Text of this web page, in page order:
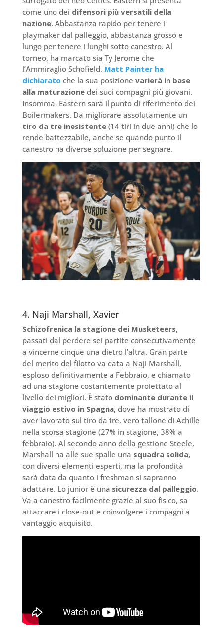
come uno dei difensori più versatili della
nazione. Abbastanza rapido per tenere i
playmaker dal palleggio, abbastanza grosso e
lungo per tenere i lunghi sotto canestro. Al
torneo, ha marcato sia Ty Jerome che
l’Ammiraglio Schofield. Matt Painter ha
dichiarato che la sua posizione varierà in base
alla maturazionedei suoi compagni più giovani.
Insomma, Eastern sarà il punto di riferimento dei
Boilermakers. Da migliorare assolutamente un
tiro da tre inesistente(14 tiri in due anni) che lo
rende battezzabile, anche se quando punto il
canestro ha diverse soluzione per segnare.
4. Naji Marshall, Xavier
Schizofrenica la stagione dei Musketeers,
passati dal perdere sei partite consecutivamente
a vincerne cinque una dietro l’altra. Gran parte
del merito del filotto va data a Naji Marshall,
esploso definitivamente a Febbraio, e chiamato
ad una stagione costantemente proiettato al
livello dei migliori. È stato dominante durante il
viaggio estivo in Spagna, dove ha mostrato di
aver lavorato sul tiro da tre, vero tallone di Achille
nella scorsa stagione (27% in stagione, 38% a
febbraio). Al secondo anno della gestione Steele,
Marshall ha alle sue spalle una squadra solida,
con diversi elementi esperti, ma la profondità
sarà data da quanto i freshman si sapranno
adattare. Lo junior è una sicurezza dal palleggio.
Va a canestro facilmente grazie al suo fisico, sa
attaccare i close-out e coinvolgere i compagni a
vantaggio acquisito.